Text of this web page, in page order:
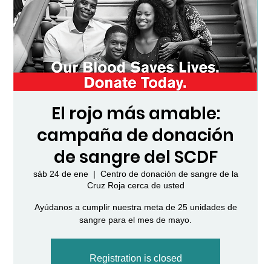
El rojo más amable:
campaña de donación
de sangre del SCDF
sáb 24 de ene
  |
Centro de donación de sangre de la
Cruz Roja cerca de usted
Ayúdanos a cumplir nuestra meta de 25 unidades de
sangre para el mes de mayo.
Registration is closed